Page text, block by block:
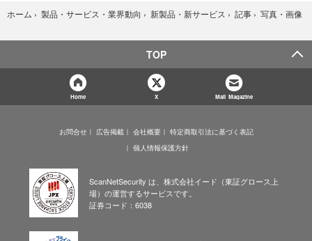
ホーム › 製品・サービス・業界動向 › 新製品・新サービス › 記事 › 写真・画像
TOP
Home X Mail Magazine
お問合せ 広告掲載 会社概要
特定商取引法に基づく表記
個人情報保護方針
ScanNetSecurity は、株式会社イード（東証グロース上
場）の運営するサービスです。
証券コード：6038